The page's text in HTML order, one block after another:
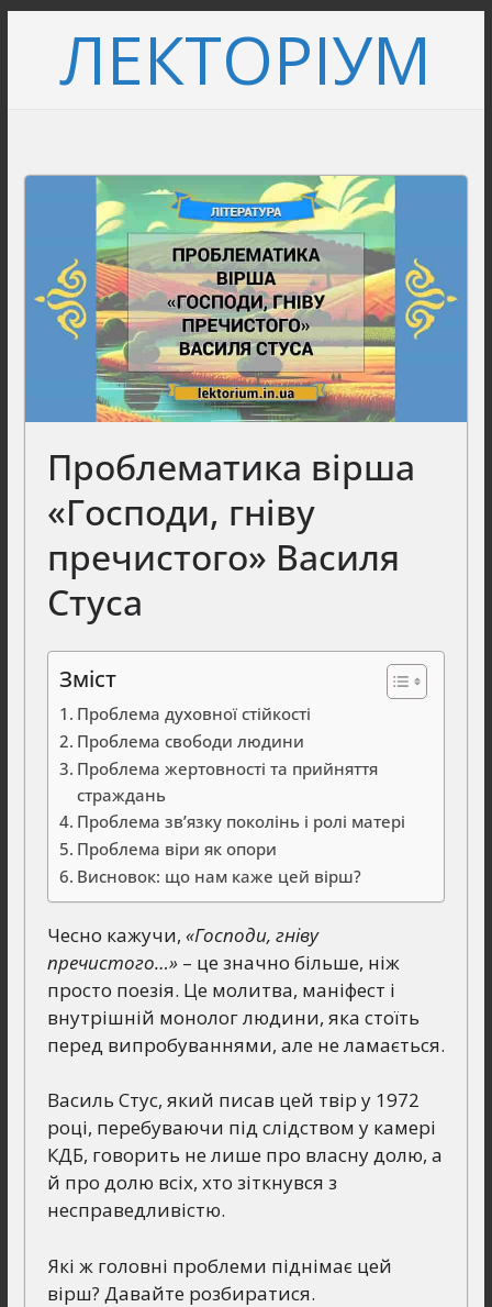
вмістуЛЕКТОРІУМ
Проблематика вірша
«Господи, гніву
пречистого» Василя
Стуса
Зміст
Проблема духовної стійкості
Проблема свободи людини
Проблема жертовності та прийняття
страждань
Проблема зв’язку поколінь і ролі матері
Проблема віри як опори
Висновок: що нам каже цей вірш?
Чесно кажучи, «Господи, гніву
пречистого…»– це значно більше, ніж
просто поезія. Це молитва, маніфест і
внутрішній монолог людини, яка стоїть
перед випробуваннями, але не ламається.
Василь Стус, який писав цей твір у 1972
році, перебуваючи під слідством у камері
КДБ, говорить не лише про власну долю, а
й про долю всіх, хто зіткнувся з
несправедливістю.
Які ж головні проблеми піднімає цей
вірш? Давайте розбиратися.